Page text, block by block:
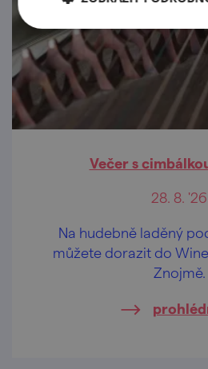
Večer s
28. 8. '26
Na hudebně laděný
můžete dorazit do
Znojmě.